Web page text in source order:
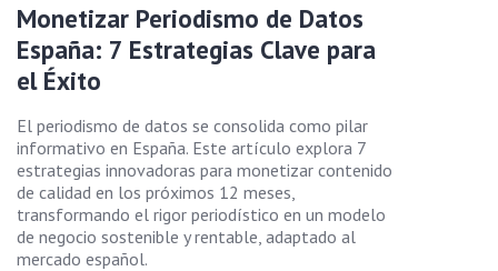
Monetizar Periodismo de Datos
España: 7 Estrategias Clave para
el Éxito
El periodismo de datos se consolida como pilar
informativo en España. Este artículo explora 7
estrategias innovadoras para monetizar contenido
de calidad en los próximos 12 meses,
transformando el rigor periodístico en un modelo
de negocio sostenible y rentable, adaptado al
mercado español.